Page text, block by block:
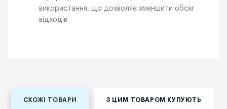
використання, що дозволяє зменшити обсяг
відходів
СХОЖІ ТОВАРИ З ЦИМ ТОВАРОМ КУПУЮТЬ